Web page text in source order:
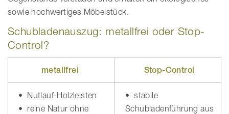
sowie hochwertiges Möbelstück.
Schubladenauszug: metallfrei oder Stop-
Control?
metallfrei Stop-Control
• Nutlauf-Holzleisten
• reine Natur ohne
• stabile
Schubladenführung aus